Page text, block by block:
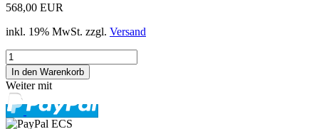
568,00 EUR
inkl. 19% MwSt. zzgl. Versand
Weiter mit